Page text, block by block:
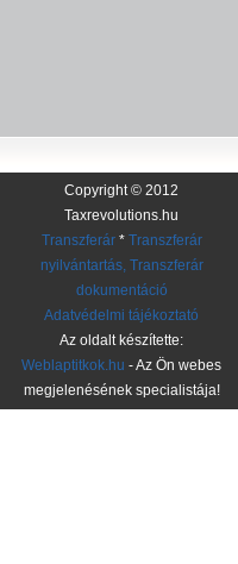
Copyright © 2012
Taxrevolutions.hu
Transzferár* Transzferár
nyilvántartás, Transzferár
dokumentáció
Adatvédelmi tájékoztató
Az oldalt készítette:
Weblaptitkok.hu - Az Ön webes
megjelenésének specialistája!